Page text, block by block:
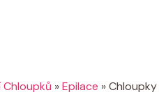
»Epilace »